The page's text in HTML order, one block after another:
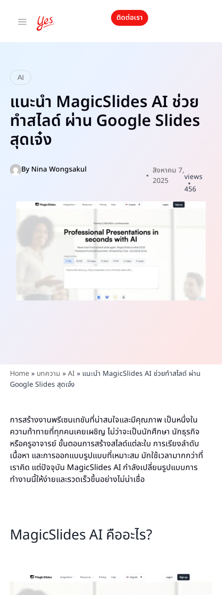
ติดต่อเรา
AI
แนะนำ MagicSlides AI ช่วย
ทำสไลด์ ผ่าน Google Slides
สุดเจ๋ง
ByNina Wongsakul
สิงหาคม 7,
2025
views
456
Home» บทความ »AI » แนะนำ MagicSlides AI ช่วยทำสไลด์ ผ่าน
Google Slides สุดเจ๋ง
การสร้างงานพรีเซนเทชันที่น่าสนใจและมีคุณภาพ เป็นหนึ่งใน
ความท้าทายที่ทุกคนเคยเผชิญ ไม่ว่าจะเป็นนักศึกษา นักธุรกิจ
หรือครูอาจารย์ ขั้นตอนการสร้างสไลด์แต่ละใบ การเรียงลำดับ
เนื้อหา และการออกแบบรูปแบบที่เหมาะสม มักใช้เวลามากกว่าที่
เราคิด แต่ปัจจุบัน MagicSlides AI กำลังเปลี่ยนรูปแบบการ
ทำงานนี้ให้ง่ายและรวดเร็วขึ้นอย่างไม่น่าเชื่อ
MagicSlides AI คืออะไร?